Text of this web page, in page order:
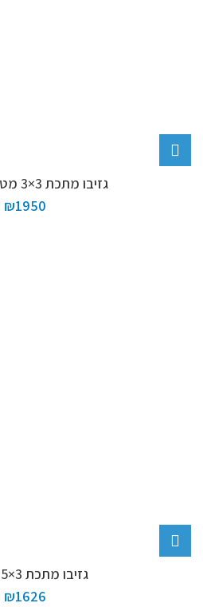
גזיבו מתכת 3×3 מטר – ממותג
₪1950
גזיבו מתכת 3×4.5 מטר
₪1626